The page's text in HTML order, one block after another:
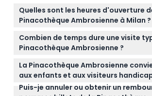
Quelles sont les heures d'ouverture
Pinacothèque Ambrosienne à Milan ?
La galerie est ouverte de 10h00 à
jours sauf le mercredi où elle est
billetterie ferme à 17h30 (sous réserve
modifications — veuillez confirmer au
la réservation).
Combien de temps dure une visite
Pinacothèque Ambrosienne ?
Une visite complète dure
minutes, vous offrant suffisamment
pour admirer des chefs-d'œuvre de
Vinci, Caravage, Raphaël, Botticelli, et
La Pinacothèque Ambrosienne
aux enfants et aux visiteurs
Les enfants de moins de 6 ans entrent
Puis-je annuler ou obtenir un